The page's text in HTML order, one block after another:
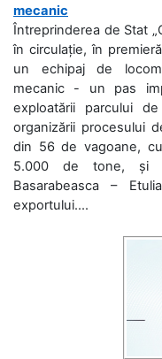
mecanic
Întreprinderea de Stat
în circulație, în
un echipaj de
mecanic - un pas
exploatării parcului
organizării procesului
din 56 de vagoane,
5.000 de tone, și
Basarabeasca –
exportului....